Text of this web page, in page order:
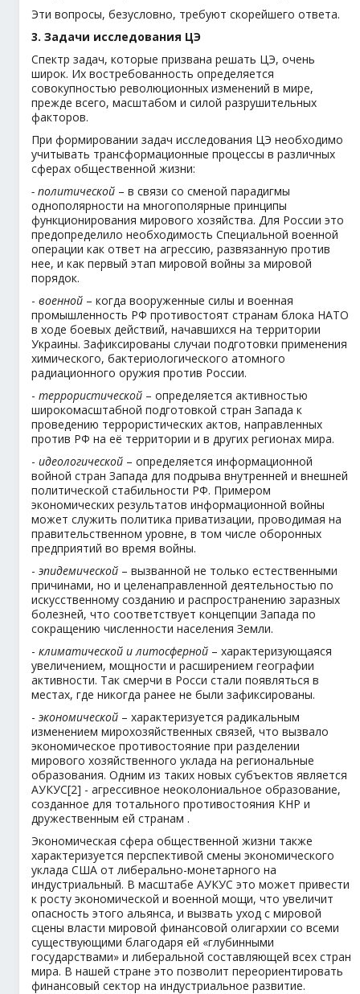
Эти вопросы, безусловно, требуют скорейшего ответа.
3. Задачи исследования ЦЭ
Спектр задач, которые призвана решать ЦЭ, очень
широк. Их востребованность определяется
совокупностью революционных изменений в мире,
прежде всего, масштабом и силой разрушительных
факторов.
При формировании задач исследования ЦЭ необходимо
учитывать трансформационные процессы в различных
сферах общественной жизни:
- политической – в связи со сменой парадигмы
однополярности на многополярные принципы
функционирования мирового хозяйства. Для России это
предопределило необходимость Специальной военной
операции как ответ на агрессию, развязанную против
нее, и как первый этап мировой войны за мировой
порядок.
- военной – когда вооруженные силы и военная
промышленность РФ противостоят странам блока НАТО
в ходе боевых действий, начавшихся на территории
Украины. Зафиксированы случаи подготовки применения
химического, бактериологического атомного
радиационного оружия против России.
- террористической – определяется активностью
широкомасштабной подготовкой стран Запада к
проведению террористических актов, направленных
против РФ на её территории и в других регионах мира.
- идеологической – определяется информационной
войной стран Запада для подрыва внутренней и внешней
политической стабильности РФ. Примером
экономических результатов информационной войны
может служить политика приватизации, проводимая на
правительственном уровне, в том числе оборонных
предприятий во время войны.
- эпидемической – вызванной не только естественными
причинами, но и целенаправленной деятельностью по
искусственному созданию и распространению заразных
болезней, что соответствует концепции Запада по
сокращению численности населения Земли.
- климатической и литосферной – характеризующаяся
увеличением, мощности и расширением географии
активности. Так смерчи в Росси стали появляться в
местах, где никогда ранее не были зафиксированы.
- экономической – характеризуется радикальным
изменением мирохозяйственных связей, что вызвало
экономическое противостояние при разделении
мирового хозяйственного уклада на региональные
образования. Одним из таких новых субъектов является
АУКУС[2] - агрессивное неоколониальное образование,
созданное для тотального противостояния КНР и
дружественным ей странам .
Экономическая сфера общественной жизни также
характеризуется перспективой смены экономического
уклада США от либерально-монетарного на
индустриальный. В масштабе АУКУС это может привести
к росту экономической и военной мощи, что увеличит
опасность этого альянса, и вызвать уход с мировой
сцены власти мировой финансовой олигархии со всеми
существующими благодаря ей «глубинными
государствами» и либеральной составляющей всех стран
мира. В нашей стране это позволит переориентировать
финансовый сектор на индустриальное развитие.